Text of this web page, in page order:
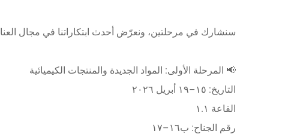
سنشارك في مرحلتين، ونعرّض أحدث ابتكاراتنا في مجال
📢 المرحلة الأولى: المواد الجديدة والمنتجات الكيميائية
التاريخ: ١٥–١٩ أبريل ٢٠٢٦
القاعة ١.١
رقم الجناح: ب١٦–١٧